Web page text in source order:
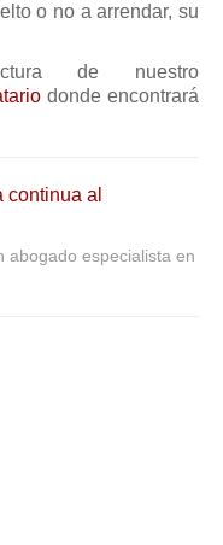
o no a arrendar, su
de nuestro
donde encontrará
continua al
abogado especialista en